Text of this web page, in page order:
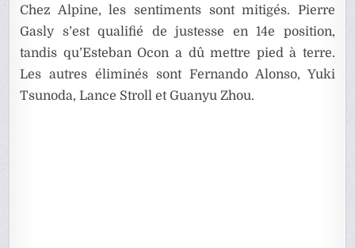
Chez Alpine, les sentiments sont mitigés. Pierre
Gasly s’est qualifié de justesse en 14e position,
tandis qu’Esteban Ocon a dû mettre pied à terre.
Les autres éliminés sont Fernando Alonso, Yuki
Tsunoda, Lance Stroll et Guanyu Zhou.